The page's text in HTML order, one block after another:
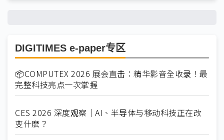
DIGITIMES e-paper专区
📦COMPUTEX 2026 展会直击：精华影音全收录！最
完整科技亮点一次掌握
CES 2026 深度观察｜AI、半导体与移动科技正在改
变什麽？